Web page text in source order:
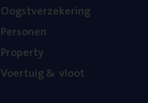
Oogst­ver­ze­ke­ring
Per­so­nen
Pro­per­ty
Voer­tuig& vloot